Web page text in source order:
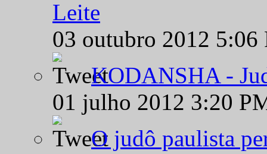
Leite
03 outubro 2012
KODANSHA -
01 julho 2012 3:20
O judô paulista